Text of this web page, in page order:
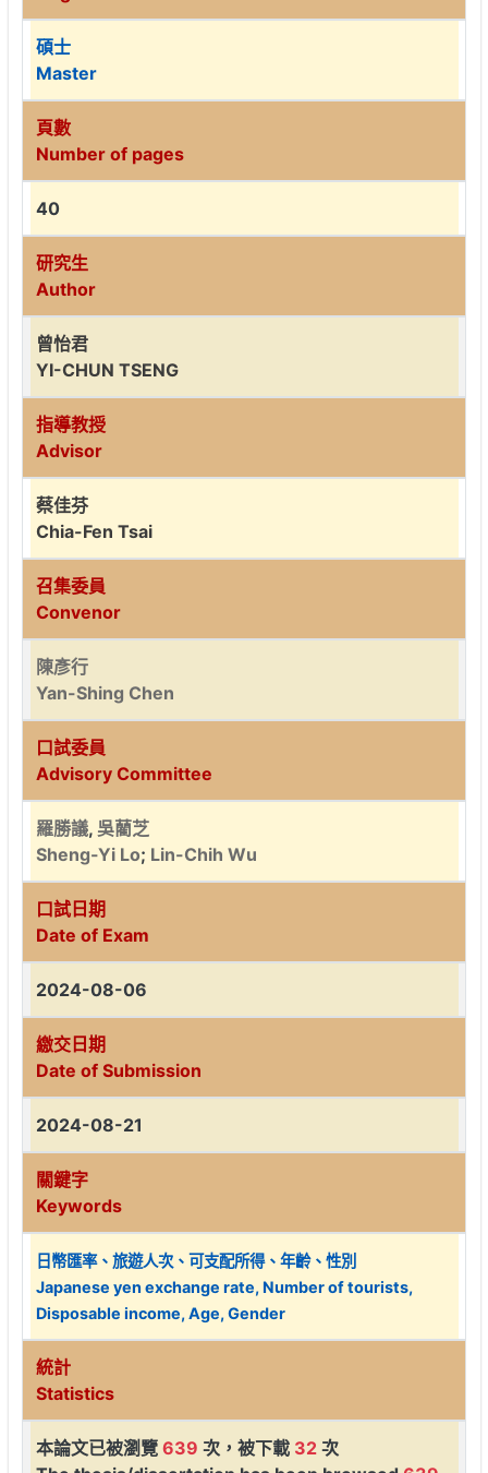
碩士
Master
頁數
Number of pages
40
研究生
Author
曾怡君
YI-CHUN TSENG
指導教授
Advisor
蔡佳芬
Chia-Fen Tsai
召集委員
Convenor
陳彥行
Yan-Shing Chen
口試委員
Advisory Committee
羅勝議, 吳藺芝
Sheng-Yi Lo; Lin-Chih Wu
口試日期
Date of Exam
2024-08-06
繳交日期
Date of Submission
2024-08-21
關鍵字
Keywords
日幣匯率、旅遊人次、可支配所得、年齡、性別
Japanese yen exchange rate, Number of tourists,
Disposable income, Age, Gender
統計
Statistics
本論文已被瀏覽 639 次，被下載 32 次